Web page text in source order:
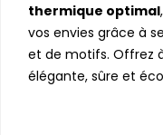
thermique optimal
vos envies grâce à
et de motifs. Offrez
élégante, sûre et